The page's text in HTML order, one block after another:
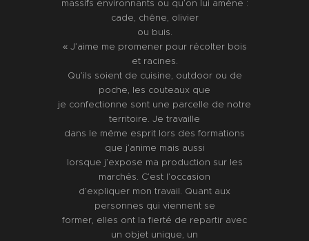
massifs environnants ou qu’on lui amène :
cade, chêne, olivier
ou buis.
« J’aime me promener pour récolter bois
et racines.
Qu’ils soient de cuisine, outdoor ou de
poche, les couteaux que
je confectionne sont une parcelle de notre
territoire. Je travaille
dans le même esprit lors des formations
que j’anime mais aussi
lorsque j’expose ma production sur les
marchés. C’est l’occasion
d’expliquer mon travail. Quant aux
personnes qui viennent se
former, elles ont la fierté de repartir avec
un objet unique, un